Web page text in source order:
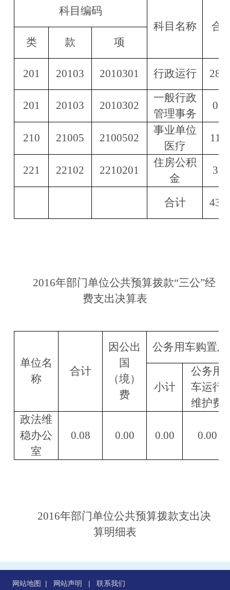
科目编码
科目名称
合
类
款 项
201 20103 2010301 行政运行
201 20103 2010302
一般行政
管理事务
210 21005 2100502
事业单位
医疗
221 22102 2210201
住房公积
金
合计
2016年部门单位公共预算拨款“三公”经
费支出决算表
单位名
称
合计
因公出
国
（境）
费
公务用车购置
小计
公务用
车运行
维护费
政法维
稳办公
室
0.08 0.00 0.00 0.00
2016年部门单位公共预算拨款支出决
算明细表
网站地图 | 网站声明 | 联系我们